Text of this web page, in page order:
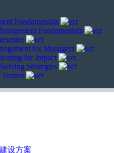
Fundamentals
Fundamentals
for Managers
for Impact
Strategies
设方案